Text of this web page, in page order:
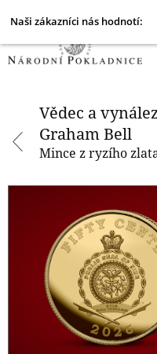
Naši zákazníci nás hodnotí:
Vědec a
Graham Bell
Mince z ryzího
Vědec a